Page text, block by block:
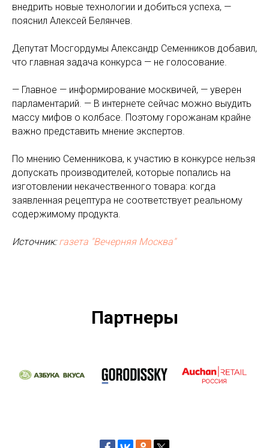
внедрить новые технологии и добиться успеха, —
пояснил Алексей Белянчев.
Депутат Мосгордумы Александр Семенников добавил,
что главная задача конкурса — не голосование.
— Главное — информирование москвичей, — уверен
парламентарий. — В интернете сейчас можно выудить
массу мифов о колбасе. Поэтому горожанам крайне
важно представить мнение экспертов.
По мнению Семенникова, к участию в конкурсе нельзя
допускать производителей, которые попались на
изготовлении некачественного товара: когда
заявленная рецептура не соответствует реальному
содержимому продукта.
Источник:газета "Вечерняя Москва"
Партнеры